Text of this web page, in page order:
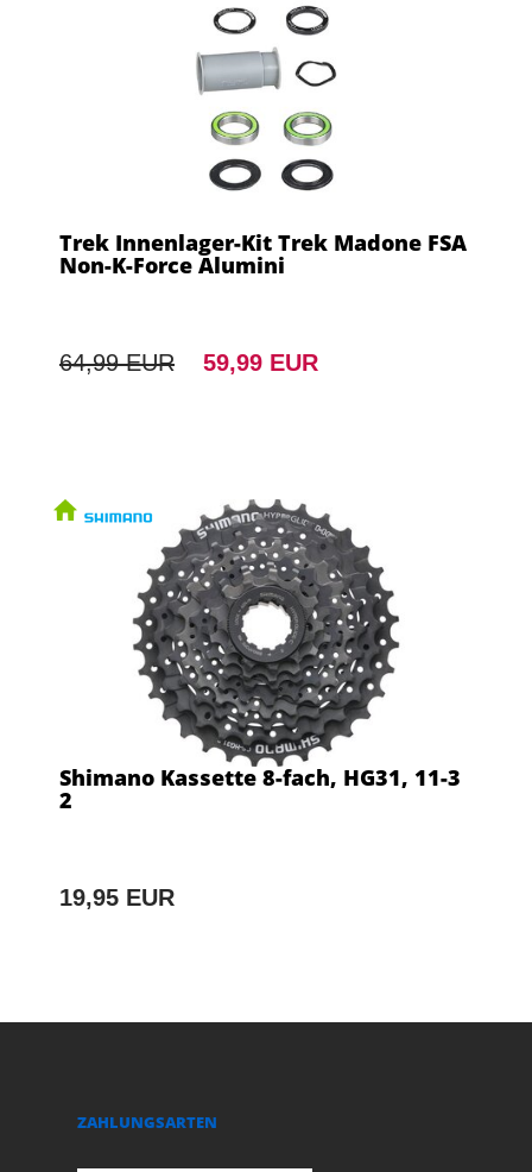
Trek Innenlager-Kit Trek Madone FSA
Non-K-Force Alumini
64,99 EUR 59,99 EUR
Shimano Kassette 8-fach, HG31, 11-3
2
19,95 EUR
ZAHLUNGSARTEN